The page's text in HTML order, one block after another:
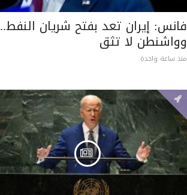
فانس: إيران تعد بفتح شريان النفط..
وواشنطن لا تثق
منذ ساعة واحدة